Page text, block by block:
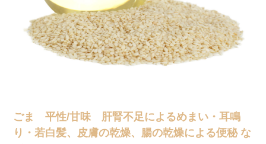
ごま 平性/甘味 肝腎不足によるめまい・耳鳴
り・若白髪、皮膚の乾燥、腸の乾燥による便秘 な